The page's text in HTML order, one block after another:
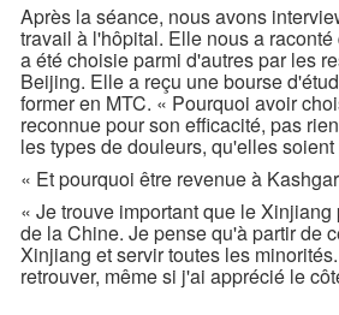
Après la séance, nous avons
travail à l'hôpital. Elle nous a
a été choisie parmi d'autres par les
Beijing. Elle a reçu une bourse
former en MTC. « Pourquoi avoir
reconnue pour son efficacité, pas
les types de douleurs, qu'elles
« Et pourquoi être revenue à
« Je trouve important que le
de la Chine. Je pense qu'à partir de
Xinjiang et servir toutes les
retrouver, même si j'ai apprécié le